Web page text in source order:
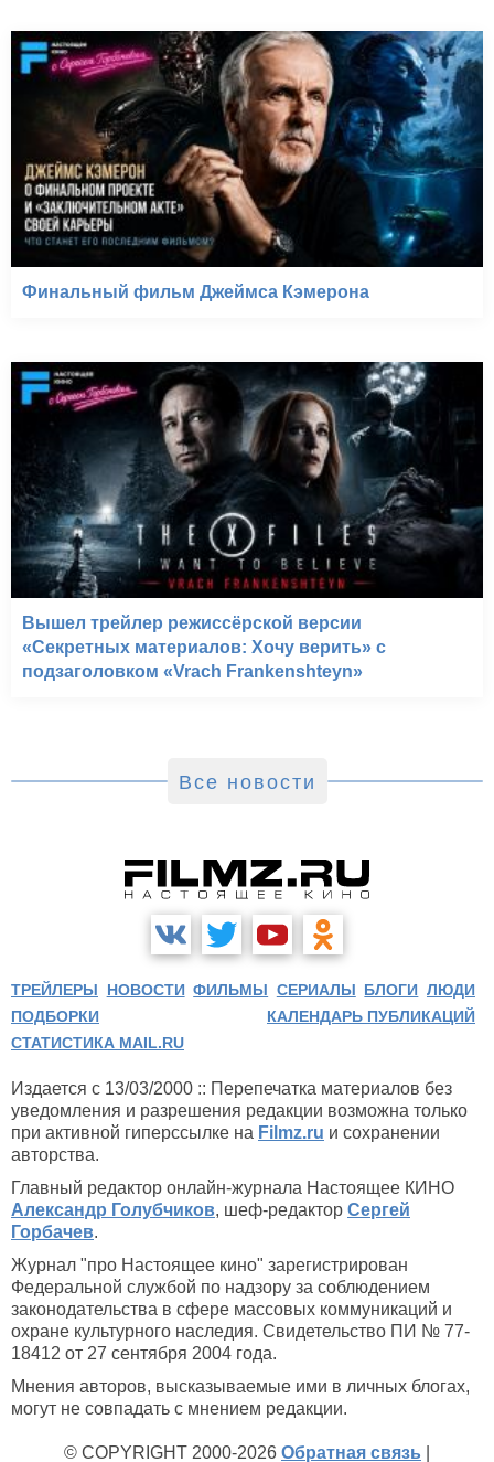
Финальный фильм Джеймса Кэмерона
Вышел трейлер режиссёрской версии
«Секретных материалов: Хочу верить» с
подзаголовком «Vrach Frankenshteyn»
Все новости
ТРЕЙЛЕРЫ НОВОСТИ ФИЛЬМЫ СЕРИАЛЫ БЛОГИ ЛЮДИ
ПОДБОРКИ
КАЛЕНДАРЬ ПУБЛИКАЦИЙ
СТАТИСТИКА MAIL.RU
Издается с 13/03/2000 :: Перепечатка материалов без
уведомления и разрешения редакции возможна только
при активной гиперссылке на Filmz.ru и сохранении
авторства.
Главный редактор онлайн-журнала Настоящее КИНО
Александр Голубчиков, шеф-редактор Сергей
Горбачев.
Журнал "про Настоящее кино" зарегистрирован
Федеральной службой по надзору за соблюдением
законодательства в сфере массовых коммуникаций и
охране культурного наследия. Свидетельство ПИ № 77-
18412 от 27 сентября 2004 года.
Мнения авторов, высказываемые ими в личных блогах,
могут не совпадать с мнением редакции.
© COPYRIGHT 2000-2026 Обратная связь